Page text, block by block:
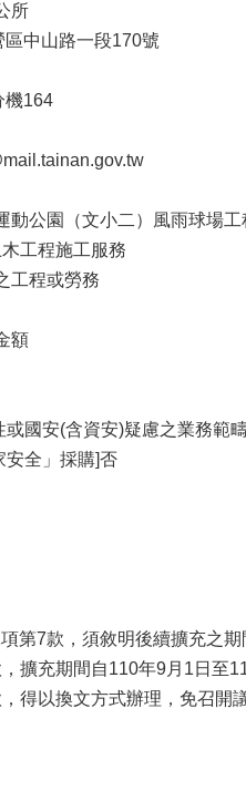
所
中山路一段170號
機164
動公園（文小二）風雨球場
工程施工服務
工程或勞務
額
或國安(含資安)疑慮之業務範
安全」採購]否
第7款，須敘明後續擴充之
擴充期間自110年9月1日至
得以換文方式辦理，免召開